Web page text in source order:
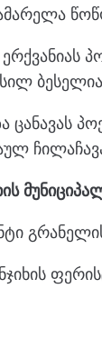
ბესელია
ცანავას